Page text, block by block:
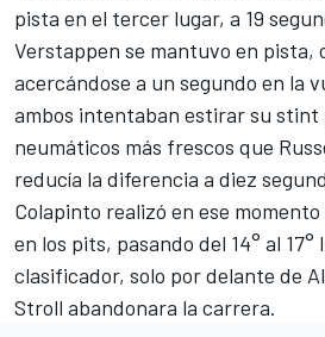
pista en el tercer lugar, a 19
Verstappen se mantuvo en pista,
acercándose a un segundo en la
ambos intentaban estirar su stint
neumáticos más frescos que
reducía la diferencia a diez
Colapinto realizó en ese
en los pits, pasando del 14° al 17°
clasificador, solo por delante de
Stroll abandonara la carrera.